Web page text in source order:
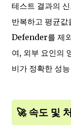
테스트 결과의
반복하고 평균
Defender를 제
여, 외부 요인의
비가 정확한 성
🚀 속도 및